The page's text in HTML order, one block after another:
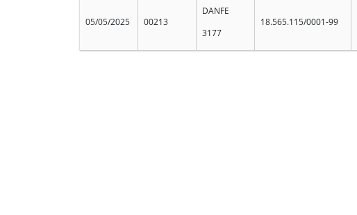
05/05/2025 00213
DANFE
3177
18.565.115/0001-99